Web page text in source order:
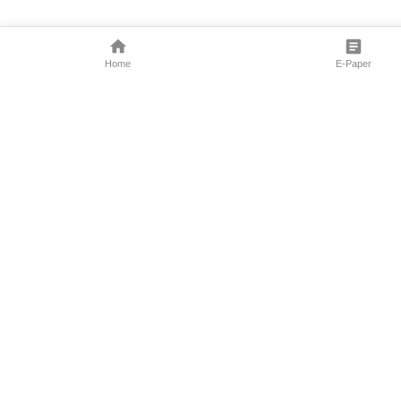
Home E-Paper